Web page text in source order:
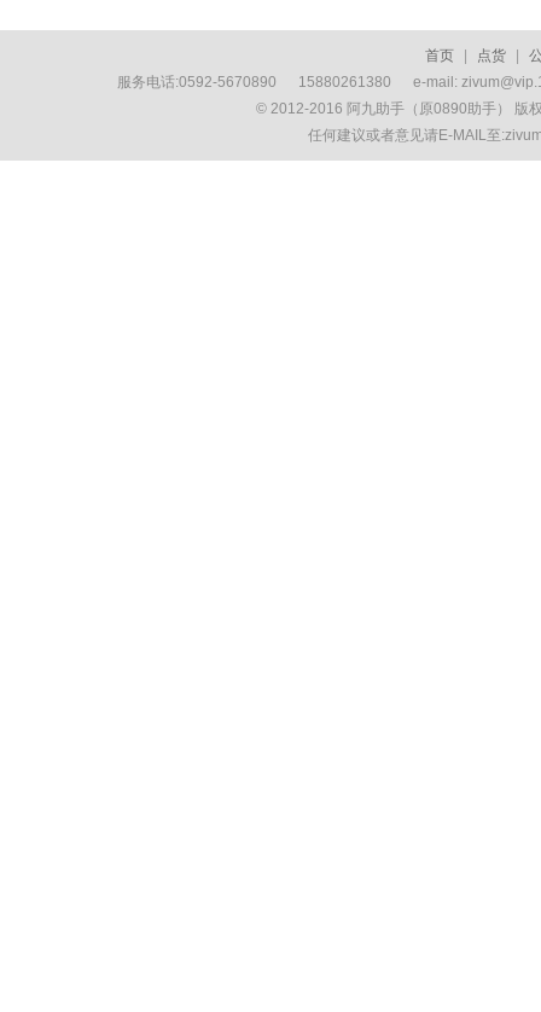
首页 点货
服务电话:0592-5670890 15880261380 e-mail:
© 2012-2016 阿九助手（原0890助手） 版
任何建议或者意见请E-MAIL至